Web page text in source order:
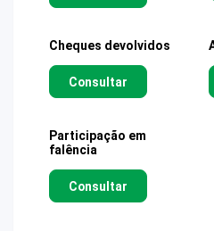
Cheques devolvidos
Consultar
Participação em
falência
Consultar